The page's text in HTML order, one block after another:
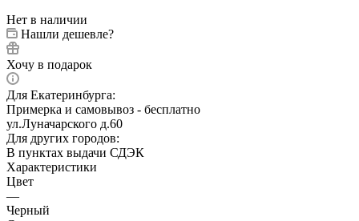
Нет в наличии
Нашли дешевле?
Хочу в подарок
Для Екатеринбурга:
Примерка и самовывоз - бесплатно
ул.Луначарского д.60
Для других городов:
В пунктах выдачи СДЭК
Характеристики
Цвет
—
Черный